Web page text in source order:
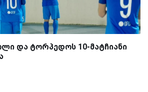
და ტორპედოს 10-მატჩიანი